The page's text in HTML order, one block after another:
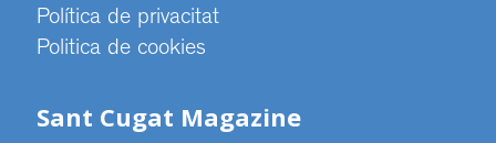
Política de privacitat
Politica de cookies
Sant Cugat Magazine